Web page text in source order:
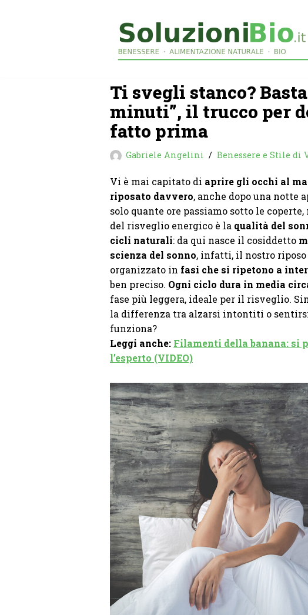
Ti svegli stanco?
minuti”, il trucco per
fatto prima
Gabriele Angelini Benessere e Stile di
Vi è mai capitato di aprire gli occhi al
riposato davvero, anche dopo una notte
solo quante ore passiamo sotto le coperte,
del risveglio energico è la qualità del
cicli naturali: da qui nasce il cosiddetto
scienza del sonno, infatti, il nostro
organizzato in fasi che si ripetono a
ben preciso. Ogni ciclo dura in media
fase più leggera, ideale per il risveglio.
la differenza tra alzarsi intontiti o
funziona?
Leggi anche: Filamenti della banana: si
l’esperto (VIDEO)